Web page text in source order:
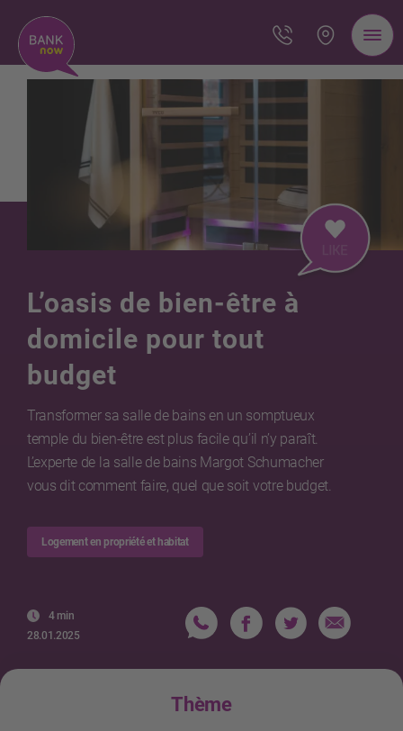
L’oasis de bien-être à
domicile pour tout
budget
Transformer sa salle de bains en un somptueux
temple du bien-être est plus facile qu’il n’y paraît.
L’experte de la salle de bains Margot Schumacher
vous dit comment faire, quel que soit votre budget.
Logement en propriété et habitat
4 min
28.01.2025
Thème